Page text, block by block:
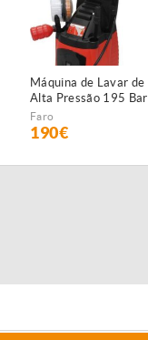
Máquina de Lavar de
Alta Pressão 195 Bar
- NOVA - c/2 anos
GARANTIA
Faro
190€